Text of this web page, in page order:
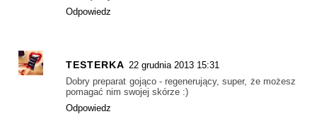
Odpowiedz
TESTERKA 22 grudnia 2013 15:31
Dobry preparat gojąco - regenerujący, super, że możesz
pomagać nim swojej skórze :)
Odpowiedz